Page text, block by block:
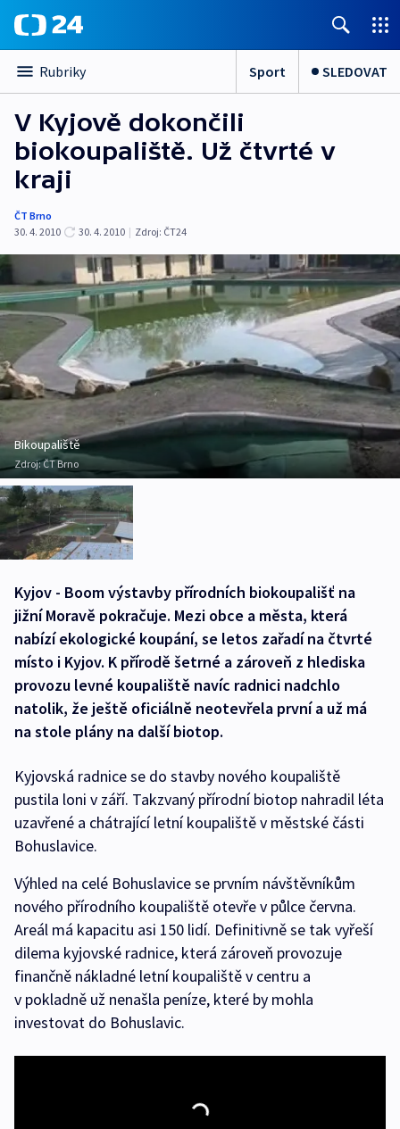
Rubriky Sport SLEDOVAT
V Kyjově dokončili
biokoupaliště. Už čtvrté v
kraji
ČT Brno
30. 4. 2010
30. 4. 2010 | Zdroj: ČT24
Bikoupaliště
Zdroj:ČT Brno
Kyjov - Boom výstavby přírodních biokoupališť na
jižní Moravě pokračuje. Mezi obce a města, která
nabízí ekologické koupání, se letos zařadí na čtvrté
místo i Kyjov. K přírodě šetrné a zároveň z hlediska
provozu levné koupaliště navíc radnici nadchlo
natolik, že ještě oficiálně neotevřela první a už má
na stole plány na další biotop.
Kyjovská radnice se do stavby nového koupaliště
pustila loni v září. Takzvaný přírodní biotop nahradil léta
uzavřené a chátrající letní koupaliště v městské části
Bohuslavice.
Výhled na celé Bohuslavice se prvním návštěvníkům
nového přírodního koupaliště otevře v půlce června.
Areál má kapacitu asi 150 lidí. Definitivně se tak vyřeší
dilema kyjovské radnice, která zároveň provozuje
finančně nákladné letní koupaliště v centru a
v pokladně už nenašla peníze, které by mohla
investovat do Bohuslavic.